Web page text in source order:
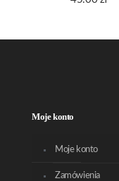
Moje konto
Moje konto
Zamówienia